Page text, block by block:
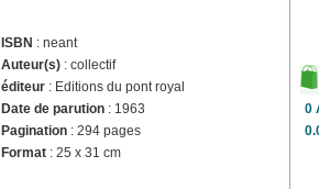
ISBN : neant
Auteur(s) : collectif
éditeur : Editions du pont royal
Date de parution : 1963
Pagination : 294 pages
Format : 25 x 31 cm
0